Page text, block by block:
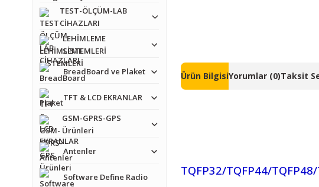
TEST-ÖLÇÜM-LAB
CİHAZLARI
LEHİMLEME
SİSTEMLERİ
BreadBoard ve Plaket
TFT & LCD EKRANLAR
GSM-GPRS-GPS
Ürünleri
Antenler
Software Define Radio
Ürün BilgisiYorumlar (0)Taksit
TQFP32/TQFP44/